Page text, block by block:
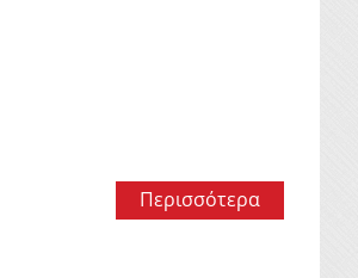
Περισσότερα